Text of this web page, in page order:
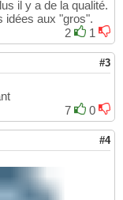
il y a de la qualité.
idées aux "gros".
2
1
#3
7
0
#4